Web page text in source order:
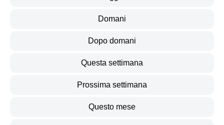
Domani
Dopo domani
Questa settimana
Prossima settimana
Questo mese